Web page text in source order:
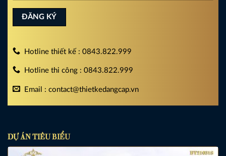
Hotline thiết kế : 0843.822.999
Hotline thi công : 0843.822.999
Email : contact@thietkedangcap.vn
DỰ ÁN TIÊU BIỂU